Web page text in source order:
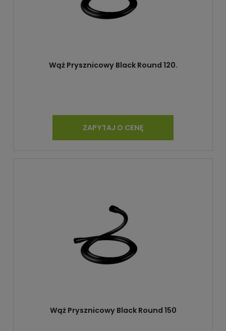
Wąż Prysznicowy Black Round 120.
ZAPYTAJ O CENĘ
Wąż Prysznicowy Black Round 150